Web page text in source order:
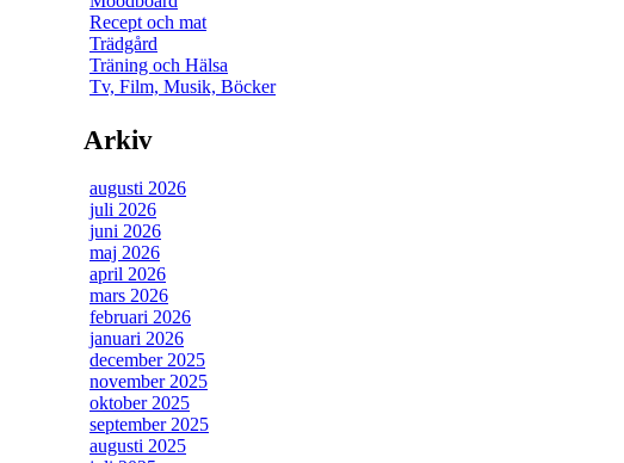
Recept och mat
Trädgård
Träning och Hälsa
Tv, Film, Musik, Böcker
Arkiv
augusti 2026
juli 2026
juni 2026
maj 2026
april 2026
mars 2026
februari 2026
januari 2026
december 2025
november 2025
oktober 2025
september 2025
augusti 2025